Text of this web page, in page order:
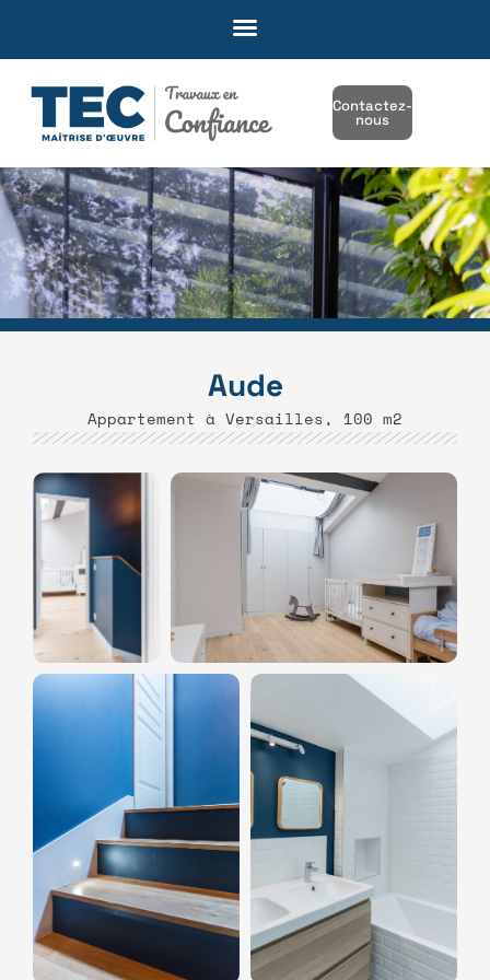
Contactez-
nous
Aude
Appartement à Versailles, 100 m2